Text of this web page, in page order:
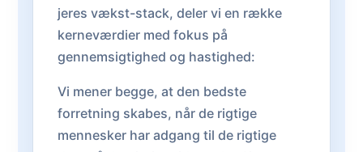
jeres vækst-stack, deler vi en række
kerneværdier med fokus på
gennemsigtighed og hastighed:
Vi mener begge, at den bedste
forretning skabes, når de rigtige
mennesker har adgang til de rigtige